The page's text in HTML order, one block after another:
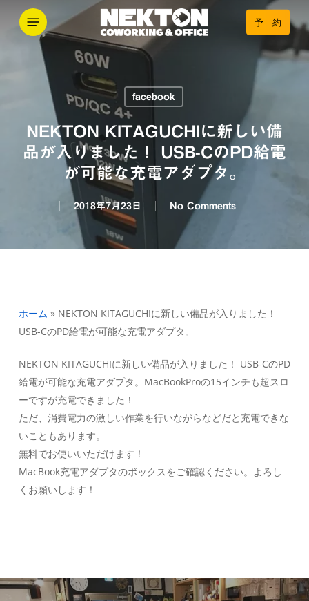
予 約
Menu
facebook
NEKTON KITAGUCHIに新しい備
品が入りました！ USB-CのPD給電
が可能な充電アダプタ。
2018年7月23日 No Comments
ホーム » NEKTON KITAGUCHIに新しい備品が入りました！
USB-CのPD給電が可能な充電アダプタ。
NEKTON KITAGUCHIに新しい備品が入りました！ USB-CのPD
給電が可能な充電アダプタ。MacBookProの15インチも超スロ
ーですが充電できました！
ただ、消費電力の激しい作業を行いながらなどだと充電できな
いこともあります。
無料でお使いいただけます！
MacBook充電アダプタのボックスをご確認ください。よろし
くお願いします！